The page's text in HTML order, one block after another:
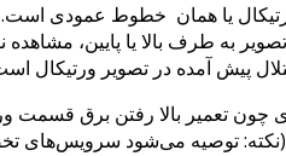
یا همان خطوط عمودی است.
تصویر به طرف بالا یا پایین،
پیش آمده در تصویر ورتیکال
چون تعمیر بالا رفتن برق
توصیه می‌شود سرویس‌های